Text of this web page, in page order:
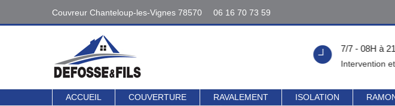
Couvreur Chanteloup-les-Vignes 78570 06 16 70 73 59
Interventions
78 - 95
7/7 - 08H à
Intervention
ACCUEIL COUVERTURE RAVALEMENT ISOLATION